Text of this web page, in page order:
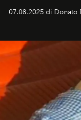
07.08.2025 di Donato